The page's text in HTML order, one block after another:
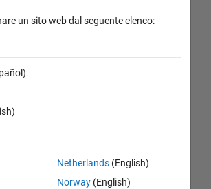
un sito web dal seguente elenco:
Netherlands(English)
Norway(English)